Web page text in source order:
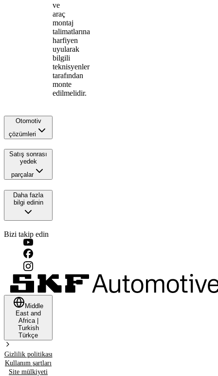
ve
araç
montaj
talimatlarına
harfiyen
uyularak
bilgili
teknisyenler
tarafından
monte
edilmelidir.
Otomotiv
çözümleri
Satış sonrası
yedek
parçalar
Daha fazla
bilgi edinin
Bizi takip edin
Middle
East and
Africa|
Turkish
Türkçe
Gizlilik politikası
Kullanım şartları
Site mülkiyeti